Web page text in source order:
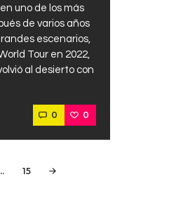
uno de los más
de varios años
escenarios,
Tour en 2022,
al desierto con
0 0
PAGE
15